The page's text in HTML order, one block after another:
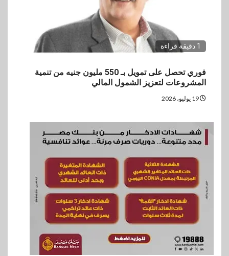
1 دقيقة قراءة
فوري تحصل على تمويل بـ 550 مليون جنيه من تنمية
المشروعات لتعزيز الشمول المالي